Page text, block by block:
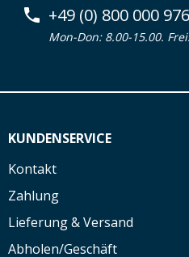
+49 (0) 800 000
Mon-Don: 8.00-15.00.
KUNDENSERVICE
Kontakt
Zahlung
Lieferung & Versand
Abholen/Geschäft